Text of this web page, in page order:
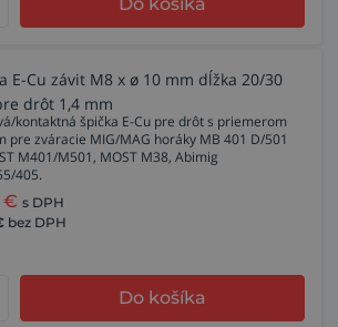
E-Cu závit M8 x ø 10 mm dĺžka 20/30
drôt 1,4 mm
kontaktná špička E-Cu pre drôt s priemerom
pre zváracie MIG/MAG horáky MB 401 D/501
M401/M501, MOST M38, Abimig
405.
€ s DPH
bez DPH
Do košíka